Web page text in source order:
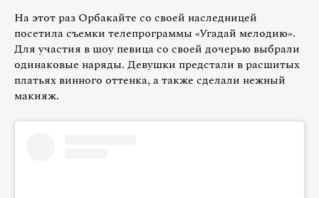
На этот раз Орбакайте со своей наследницей
посетила съемки телепрограммы «Угадай мелодию».
Для участия в шоу певица со своей дочерью выбрали
одинаковые наряды. Девушки предстали в расшитых
платьях винного оттенка, а также сделали нежный
макияж.